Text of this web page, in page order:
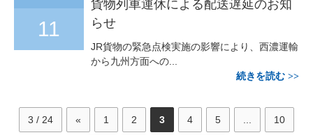
11
貨物列車運休による配送遅延のお知
らせ
JR貨物の緊急点検実施の影響により、西濃運輸
から九州方面への...
続きを読む
3 / 24 « 1 2 3 4 5 10